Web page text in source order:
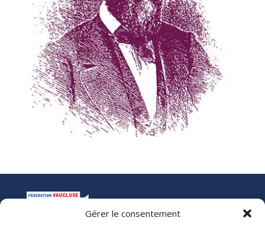
Gérer le consentement